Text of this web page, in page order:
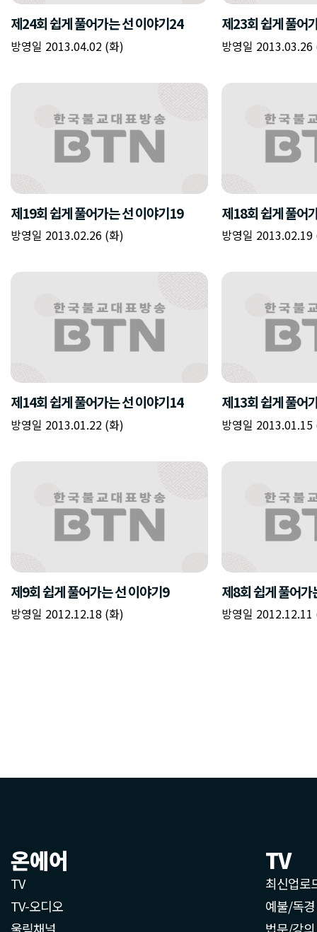
온에어
TV
TV-오디오
TV
최신업로
예불/독경